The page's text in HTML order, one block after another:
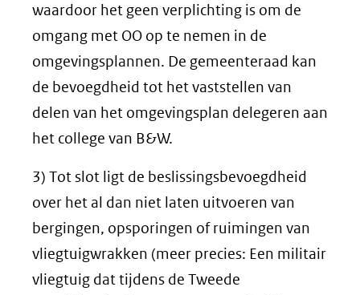
waardoor het geen verplichting is om de
omgang met OO op te nemen in de
omgevingsplannen. De gemeenteraad kan
de bevoegdheid tot het vaststellen van
delen van het omgevingsplan delegeren aan
het college van B&W.
3) Tot slot ligt de beslissingsbevoegdheid
over het al dan niet laten uitvoeren van
bergingen, opsporingen of ruimingen van
vliegtuigwrakken (meer precies: Een militair
vliegtuig dat tijdens de Tweede